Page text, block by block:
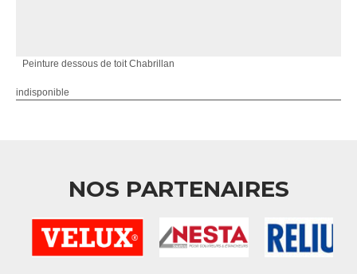
Peinture dessous de toit Chabrillan
indisponible
NOS PARTENAIRES